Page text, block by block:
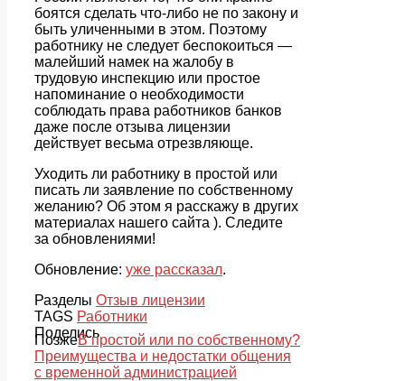
боятся сделать что-либо не по закону и
быть уличенными в этом. Поэтому
работнику не следует беспокоиться —
малейший намек на жалобу в
трудовую инспекцию или простое
напоминание о необходимости
соблюдать права работников банков
даже после отзыва лицензии
действует весьма отрезвляюще.
Уходить ли работнику в простой или
писать ли заявление по собственному
желанию? Об этом я расскажу в других
материалах нашего сайта ). Следите
за обновлениями!
Обновление: уже рассказал.
Разделы Отзыв лицензии
TAGS Работники
Поделись
ПозжеВ простой или по собственному?
Преимущества и недостатки общения
с временной администрацией